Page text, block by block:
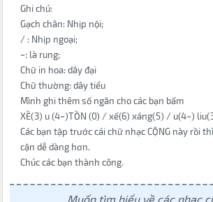
Ghi chú:
Gạch chân: Nhịp nội;
/ : Nhịp ngoại;
~: là rung;
Chữ in hoa: dây đại
Chữ thường: dây tiểu
Mình ghi thêm số ngăn cho các bạn bấm
XỀ(3) u (4~)TỒN (0) / xế(6) xáng(5) / u(4~)
Các bạn tập trước cái chữ nhạc CỘNG này rồi
cận dễ dàng hơn.
Chúc các bạn thành công.
Muốn tìm hiểu về các nhạc